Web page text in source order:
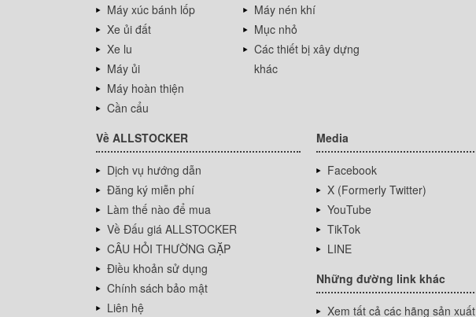
Máy xúc bánh lốp
Xe ủi đất
Xe lu
Máy ủi
Máy hoàn thiện
Cần cẩu
Máy nén khí
Mục nhỏ
Các thiết bị xây dựng
khác
Về ALLSTOCKER
Dịch vụ hướng dẫn
Đăng ký miễn phí
Làm thế nào để mua
Về Đấu giá ALLSTOCKER
CÂU HỎI THƯỜNG GẶP
Điều khoản sử dụng
Chính sách bảo mật
Liên hệ
Media
Facebook
X (Formerly Twitter)
YouTube
TikTok
LINE
Những đường link khác
Xem tất cả các hãng sản xuất